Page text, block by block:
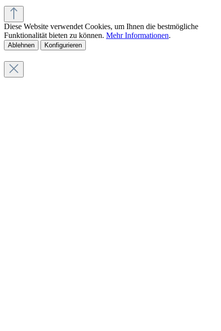
Diese Website verwendet Cookies, um Ihnen die bestmögliche
Funktionalität bieten zu können. Mehr Informationen.
Ablehnen Konfigurieren